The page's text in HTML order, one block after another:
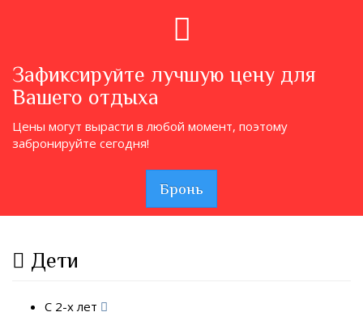
Зафиксируйте лучшую цену для
Вашего отдыха
Цены могут вырасти в любой момент, поэтому
забронируйте сегодня!
Бронь
Дети
С 2-х лет